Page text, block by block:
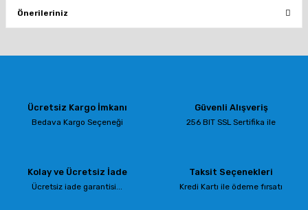
Yorum Yaz
Önerileriniz
Ürün resmi kalitesiz, bozuk veya görüntülenemiyor.
Ürün fiyatı diğer sitelerden daha pahalı.
Ücretsiz Kargo İmkanı
Bedava Kargo Seçeneği
Güvenli Alışveriş
256 BIT SSL Sertifika ile
Kolay ve Ücretsiz İade
Ücretsiz iade garantisi...
Taksit Seçenekleri
Kredi Kartı ile ödeme fırsatı